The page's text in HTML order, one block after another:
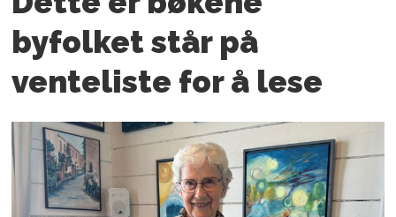
byfolket står på
venteliste for å lese